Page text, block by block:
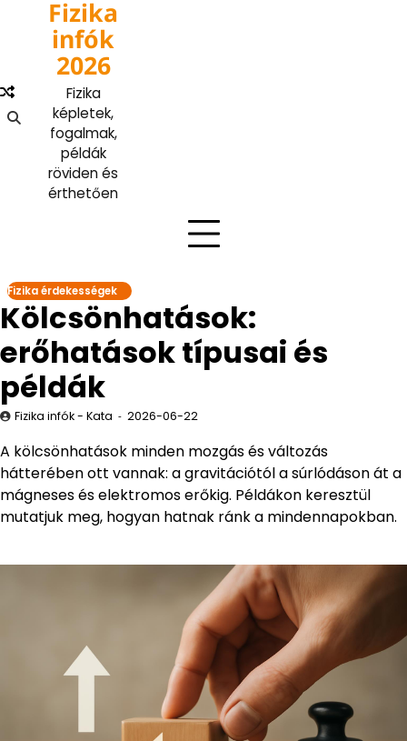
content
Fizika
infók
2026
Fizika
képletek,
fogalmak,
példák
röviden és
érthetően
Fizika érdekességek
Kölcsönhatások:
erőhatások típusai és
példák
Fizika infók - Kata 2026-06-22
A kölcsönhatások minden mozgás és változás
hátterében ott vannak: a gravitációtól a súrlódáson át a
mágneses és elektromos erőkig. Példákon keresztül
mutatjuk meg, hogyan hatnak ránk a mindennapokban.